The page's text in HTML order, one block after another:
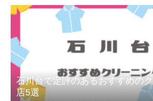
石川台で定評のあるおすすめの
店5選